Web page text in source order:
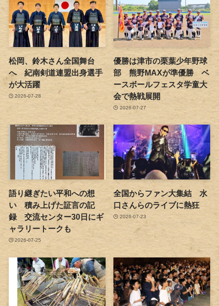
松岡、鈴木さん全国舞台
へ 紀南剣道連盟出身選手
が大活躍
2026-07-28
優勝は津市の栗葉少年野球
部 熊野MAXが準優勝 ベ
ースボールフェスタ学童大
会で熱戦展開
2026-07-27
語り継ぎたい平和への想
い 積み上げた証言の記
録 交流センター30日にギ
ャラリートークも
2026-07-25
全国からファン大集結 水
口さんらのライブに熱狂
2026-07-23